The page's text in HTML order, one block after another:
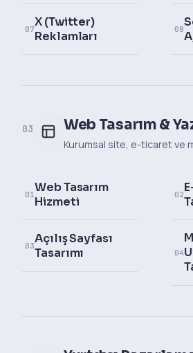
07X (Twitter)
Reklamları
08
03 Web Tasarım &
Kurumsal site, e-ticaret ve
01Web Tasarım
Hizmeti
02
03Açılış Sayfası
Tasarımı
04